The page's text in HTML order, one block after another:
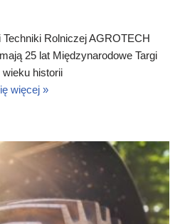
Rolniczej AGROTECH
25 lat Międzynarodowe Targi
historii
więcej »